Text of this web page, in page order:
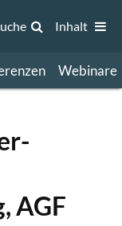
Webinare
Inhalt
AGF